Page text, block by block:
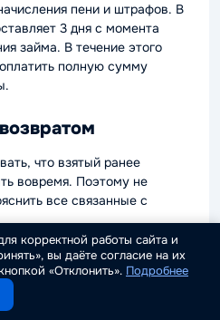
пени и штрафов. В
3 дня с момента
займа. В течение этого
полную сумму
что взятый ранее
вовремя. Поэтому не
все связанные с
на 7, 14 или 30 дней, внеся
за пролонгацию составляет
корректной работы сайта и
вы даёте согласие на их
«Отклонить». Подробнее